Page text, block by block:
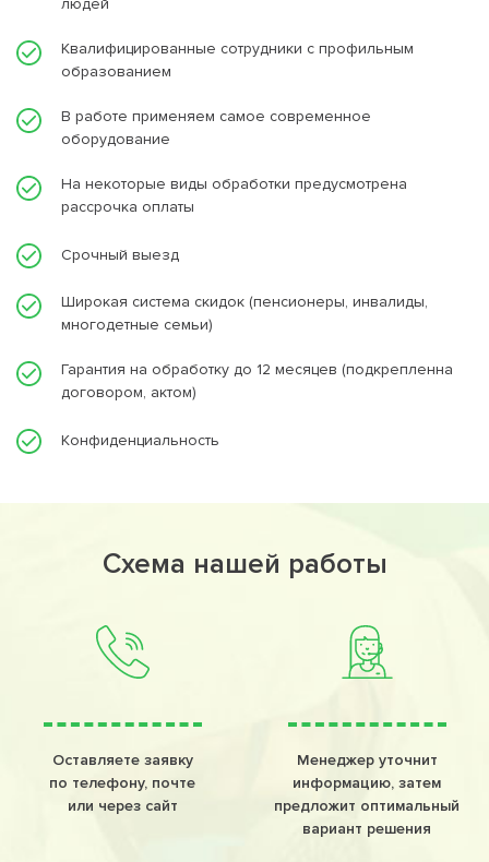
людей
Квалифицированные сотрудники с профильным
образованием
В работе применяем самое современное
оборудование
На некоторые виды обработки предусмотрена
рассрочка оплаты
Срочный выезд
Широкая система скидок (пенсионеры, инвалиды,
многодетные семьи)
Гарантия на обработку до 12 месяцев (подкрепленна
договором, актом)
Конфиденциальность
Схема нашей работы
Оставляете заявку
по телефону, почте
или через сайт
Менеджер уточнит
информацию, затем
предложит оптимальный
вариант решения